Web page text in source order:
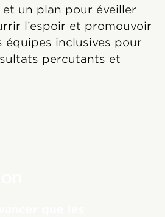
un plan pour éveiller
l’espoir et promouvoir
équipes inclusives pour
percutants et